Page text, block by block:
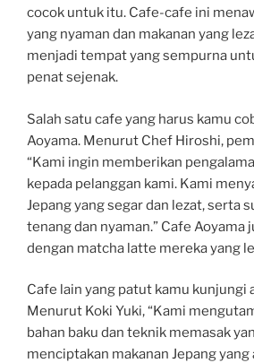
cocok untuk itu. Cafe-cafe ini
yang nyaman dan makanan yang
menjadi tempat yang sempurna
penat sejenak.
Salah satu cafe yang harus kamu
Aoyama. Menurut Chef Hiroshi,
“Kami ingin memberikan
kepada pelanggan kami. Kami
Jepang yang segar dan lezat, serta
tenang dan nyaman.” Cafe Aoyama
dengan matcha latte mereka yang
Cafe lain yang patut kamu kunjungi
Menurut Koki Yuki, “Kami
bahan baku dan teknik memasak
menciptakan makanan Jepang